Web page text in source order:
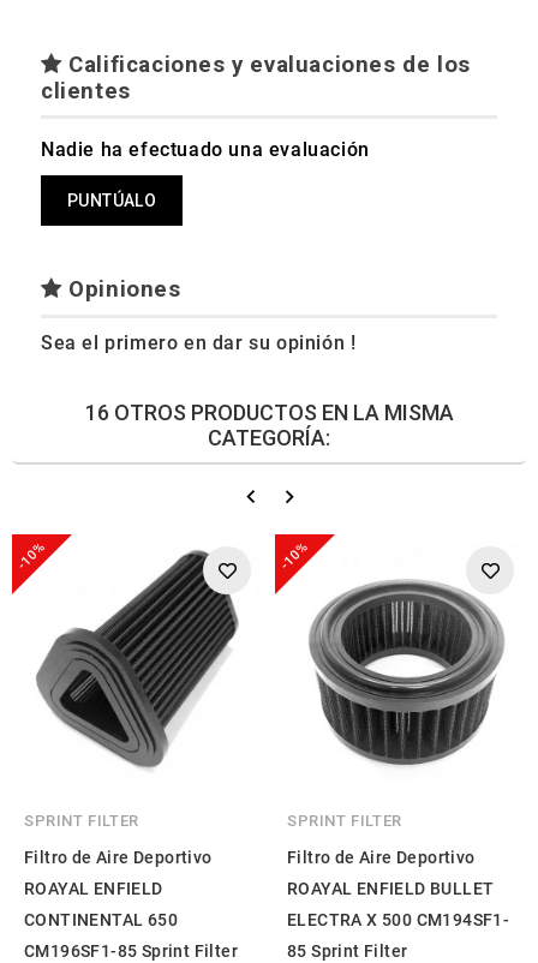
Calificaciones y evaluaciones de los
clientes
Nadie ha efectuado una evaluación
PUNTÚALO
Opiniones
Sea el primero en dar su opinión !
16 OTROS PRODUCTOS EN LA MISMA
CATEGORÍA:
-10%
SPRINT FILTER
Filtro de Aire Deportivo
ROAYAL ENFIELD
CONTINENTAL 650
CM196SF1-85 Sprint Filter
-10%
SPRINT FILTER
Filtro de Aire Deportivo
ROAYAL ENFIELD BULLET
ELECTRA X 500 CM194SF1-
85 Sprint Filter